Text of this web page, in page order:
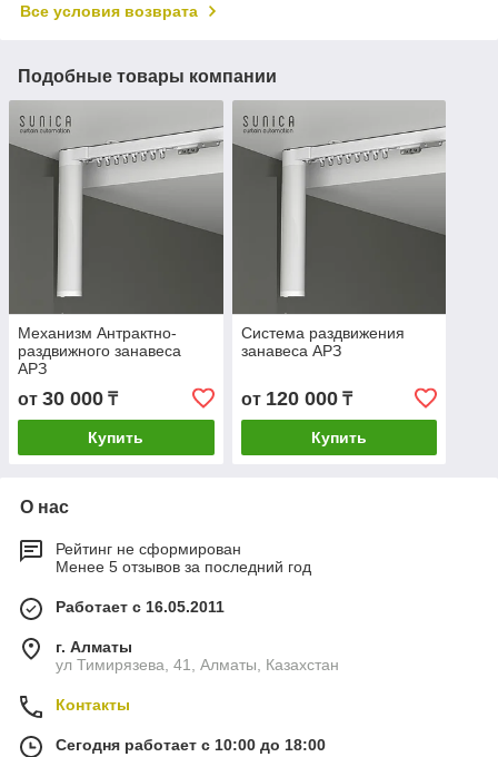
Все условия возврата
Подобные товары компании
Механизм Антрактно-
раздвижного занавеса
АРЗ
от 30 000 ₸
Купить
Система раздвижения
занавеса АРЗ
от 120 000₸
Купить
О нас
Рейтинг не сформирован
Менее 5 отзывов за последний год
Работает с 16.05.2011
г. Алматы
ул Тимирязева, 41, Алматы, Казахстан
Контакты
Сегодня работает с 10:00 до 18:00